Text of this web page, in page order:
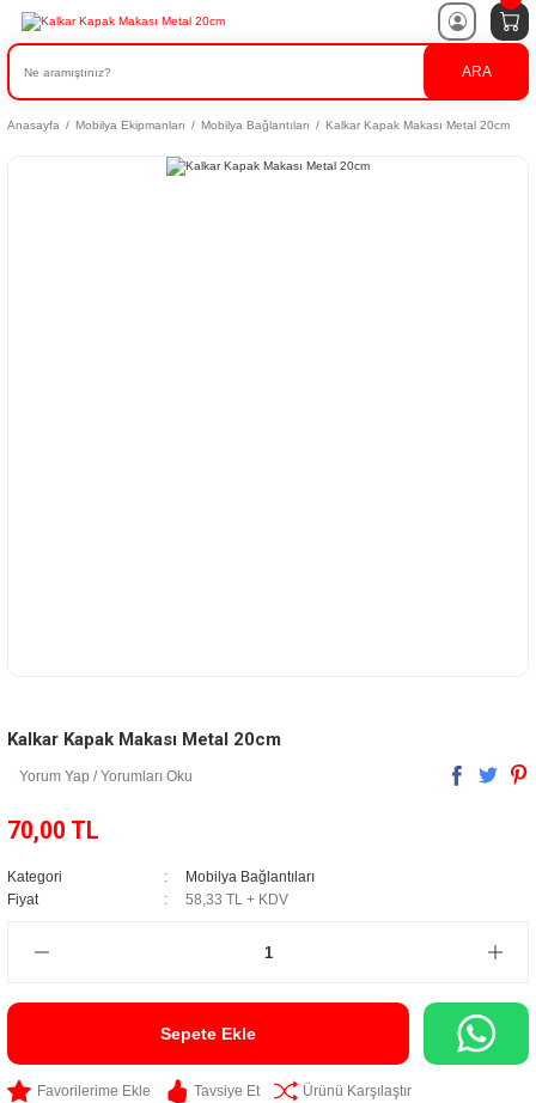
ARA
Anasayfa Mobilya Ekipmanları Mobilya Bağlantıları Kalkar Kapak Makası Metal 20cm
Kalkar Kapak Makası Metal 20cm
Yorum Yap / Yorumları Oku
70,00 TL
Kategori
Mobilya Bağlantıları
Fiyat
58,33 TL + KDV
Sepete Ekle
Tavsiye Et Ürünü Karşılaştır